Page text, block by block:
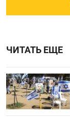
ЧИТАТЬ ЕЩЕ